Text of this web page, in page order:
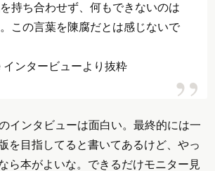
持ち合わせず、何もできないのは
この言葉を陳腐だとは感じないで
インタービューより抜粋
インタビューは面白い。最終的には一
を目指してると書いてあるけど、やっ
ら本がよいな。できるだけモニター見